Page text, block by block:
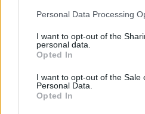
Please note that this website/
not limited to your visit or usage
grant or deny consent to Google
use your data for below
consent section.
Personal Data Processing
I want to opt-out of the
personal data.
Opted In
I want to opt-out of the Sale
Personal Data.
Opted In
Η σύλληψη
κατηγορείται πως
άλλον Έλληνα στο Σίδνεϊ